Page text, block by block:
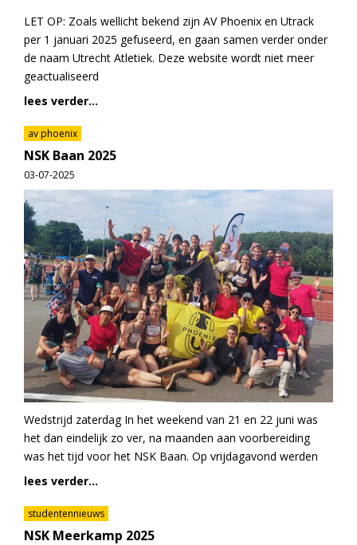
LET OP: Zoals wellicht bekend zijn AV Phoenix en Utrack
per 1 januari 2025 gefuseerd, en gaan samen verder onder
de naam Utrecht Atletiek. Deze website wordt niet meer
geactualiseerd
lees verder...
av phoenix
NSK Baan 2025
03-07-2025
Wedstrijd zaterdag In het weekend van 21 en 22 juni was
het dan eindelijk zo ver, na maanden aan voorbereiding
was het tijd voor het NSK Baan. Op vrijdagavond werden
lees verder...
studentennieuws
NSK Meerkamp 2025